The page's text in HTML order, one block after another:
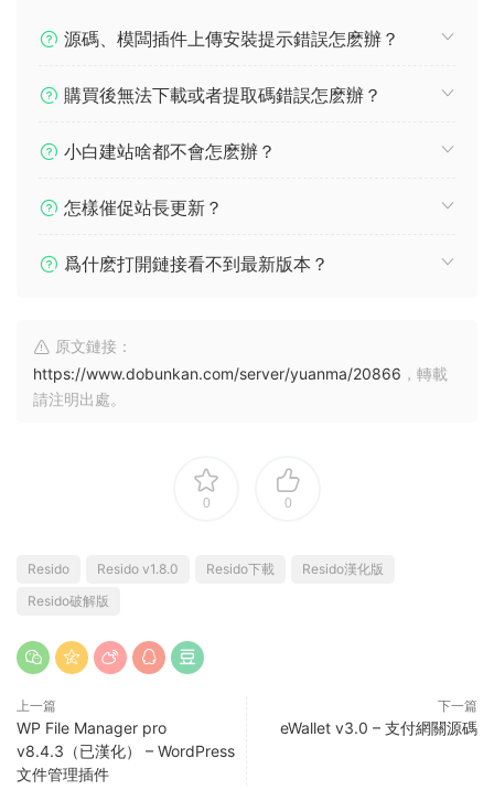
源碼、模闆插件上傳安裝提示錯誤怎麽辦？
購買後無法下載或者提取碼錯誤怎麽辦？
小白建站啥都不會怎麽辦？
怎樣催促站長更新？
爲什麽打開鏈接看不到最新版本？
原文鏈接：
https://www.dobunkan.com/server/yuanma/20866 ，轉載
請注明出處。
0 0
Resido Resido v1.8.0 Resido下載
Resido漢化版
Resido破解版
上一篇
WP File Manager pro
v8.4.3（已漢化） – WordPress
文件管理插件
下一篇
eWallet v3.0 – 支付網關源碼